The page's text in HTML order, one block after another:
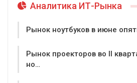
Аналитика ИТ-Рынка
Рынок ноутбуков в июне
Рынок проекторов во II
но…